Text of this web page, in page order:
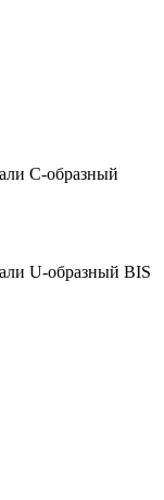
С-образный
U-образный BIS